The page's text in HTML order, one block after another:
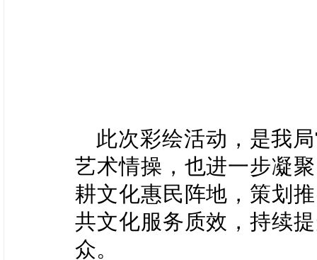
此次彩绘活动，是我
艺术情操，也进一步凝
耕文化惠民阵地，策划
共文化服务质效，持续
众。